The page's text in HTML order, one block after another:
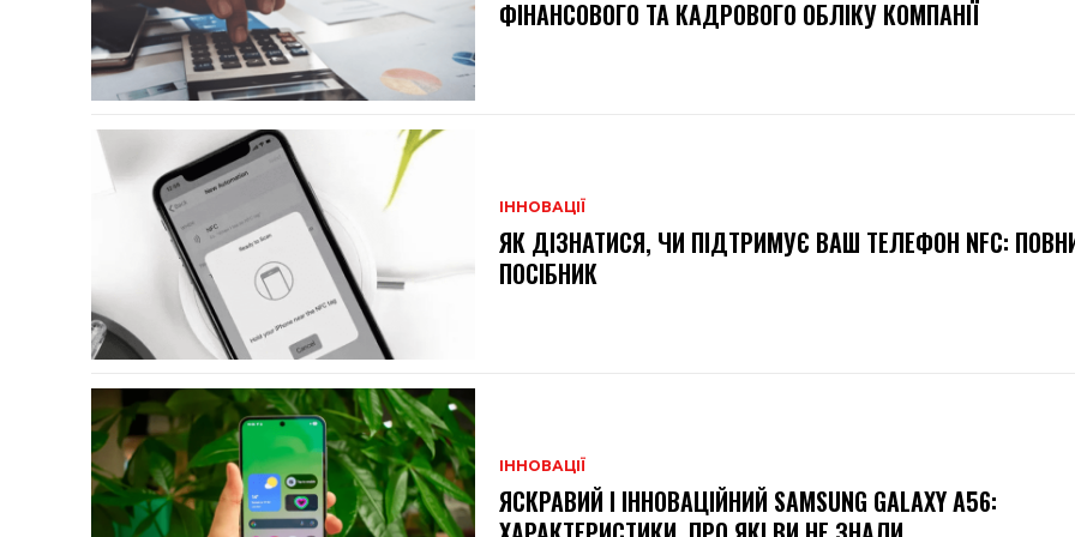
ФІНАНСОВОГО ТА КАДРОВОГО ОБЛІКУ КОМПАНІЇ
ІННОВАЦІЇ
ЯК ДІЗНАТИСЯ, ЧИ ПІДТРИМУЄ ВАШ ТЕЛЕФОН NFC:
ПОСІБНИК
ІННОВАЦІЇ
ЯСКРАВИЙ І ІННОВАЦІЙНИЙ SAMSUNG GALAXY A56: